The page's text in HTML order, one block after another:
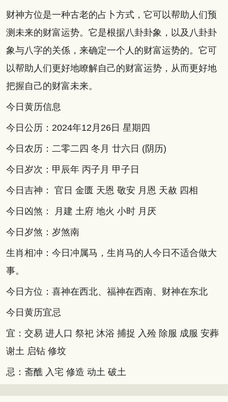
财神方位是一种古老的占卜方式，它可以帮助人们预
测未来的财富运势。它是根据八卦卦象，以及八卦卦
象与八字的关係，来确定一个人的财富运势的。它可
以帮助人们更好地瞭解自己的财富运势，从而更好地
把握自己的财富未来。
今日黄历信息
今日公历：2024年12月26日 星期四
今日农历：二零二四 冬月 廿六日 (阴历)
今日岁次：甲辰年 丙子月 甲子日
今日吉神： 官日 金匮 天恩 敬安 月恩 天赦 四相
今日凶煞： 月建 土府 地火 小时 月厌
今日岁煞：岁煞南
生肖相冲：今日冲属马，生肖马的人今日不适合做大
事。
今日方位：喜神在西北、福神在西南、财神在东北
今日黄历宜忌
宜：交易 进人口 祭祀 沐浴 捕捉 入殓 除服 成服 安葬
谢土 启钻 修坟
忌：斋醮 入宅 修造 动土 破土